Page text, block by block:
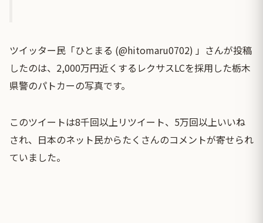
ツイッター民「ひとまる (@hitomaru0702) 」さんが投稿
したのは、2,000万円近くするレクサスLCを採用した栃木
県警のパトカーの写真です。
このツイートは8千回以上リツイート、5万回以上いいね
され、日本のネット民からたくさんのコメントが寄せられ
ていました。